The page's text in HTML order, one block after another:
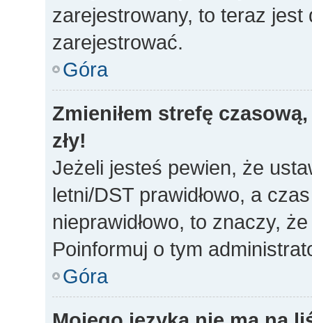
zarejestrowany, to teraz
zarejestrować.
Góra
Zmieniłem strefę
zły!
Jeżeli jesteś pewien, że
letni/DST prawidłowo, a
nieprawidłowo, to znaczy,
Poinformuj o tym
Góra